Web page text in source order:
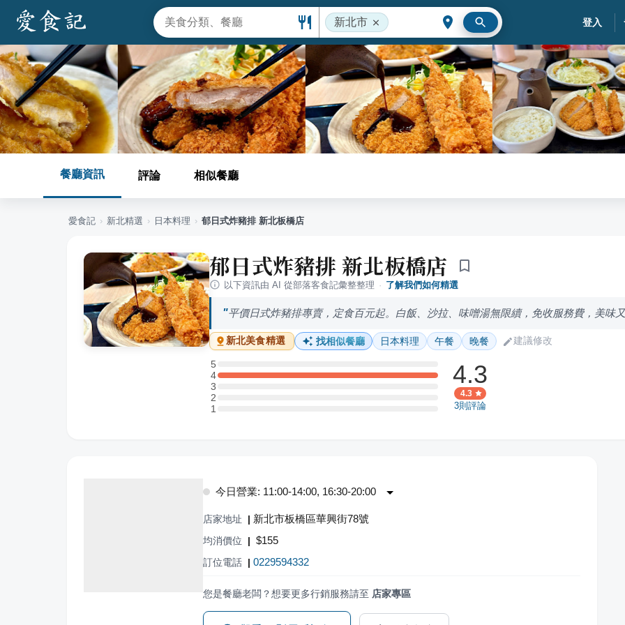
新北市 登入
餐廳資訊 評論 相似餐廳
愛食記 › 新北精選 › 日本料理 › 郁日式炸豬排 新北板橋店
郁日式炸豬排 新北板橋店
以下資訊由 AI 從部落客食記彙整整理 · 了解我們如何精選
平價日式炸豬排專賣，定食百元起。白飯、沙拉、味噌湯無限續，免收服務費，美味
新北美食精選 找相似餐廳 日本料理 午餐 晚餐 建議修改
5
5 星：0 則評論
4
4 星：3 則評論
3
3 星：0 則評論
2
2 星：0 則評論
11 星：0 則評論
4.3
4.3
3則評論
今日營業: 11:00-14:00, 16:30-20:00
店家地址 | 新北市板橋區華興街78號
均消價位 | $155
訂位電話 | 0229594332
您是餐廳老闆？想要更多行銷服務請至 店家專區